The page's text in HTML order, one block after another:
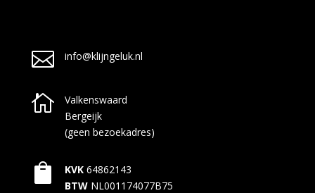
 info@klijngeluk.nl

Valkenswaard
Bergeijk
(geen bezoekadres)
 KVK 64862143
BTW NL001174077B75